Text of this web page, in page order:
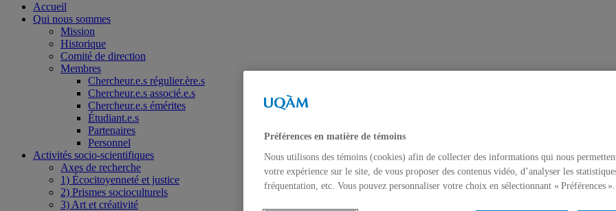
Accueil
Qui nous sommes
Mission
Historique
Comité de direction
Membres
Chercheur.e.s régulier.ère.s
Chercheur.e.s associé.e.s
Chercheur.e.s émérites
Étudiant.e.s
Partenaires
Personnel
Activités socio-scientifiques
Axes de recherche
1) Écocitoyenneté et justice
2) Prismes socioculturels
3) Art et créativité
Préférences en matière de témoins
Nous utilisons des témoins (cookies) afin de collecter des informations qui nous
votre expérience sur le site, de vous proposer des contenus vidéo, d’analyser les
fréquentation, etc. Vous pouvez personnaliser votre choix en sélectionnant « Préférences ».